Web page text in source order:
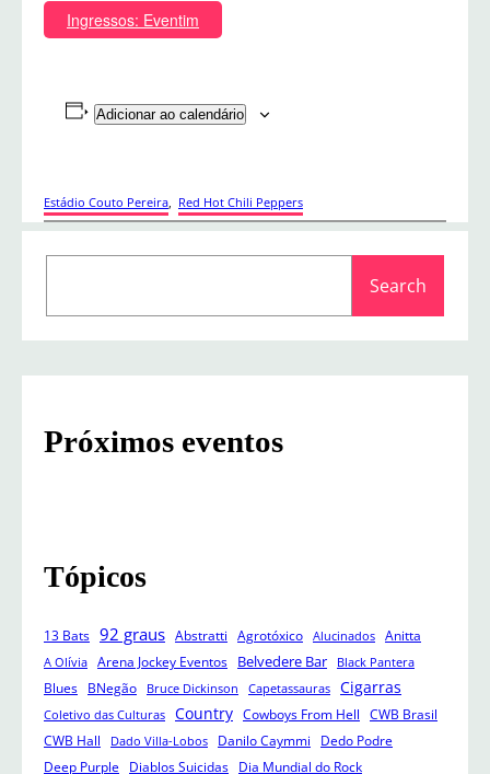
Ingressos: Eventim
Adicionar ao calendário
Estádio Couto Pereira Red Hot Chili Peppers
a
r
c
Search
Próximos eventos
Tópicos
13 Bats 92 graus Abstratti Agrotóxico Alucinados Anitta
A Olívia Arena Jockey Eventos Belvedere Bar Black Pantera
Blues BNegão Bruce Dickinson Capetassauras Cigarras
Coletivo das Culturas Country Cowboys From Hell
CWB Brasil
CWB Hall
Dado Villa-Lobos Danilo Caymmi
Dedo Podre
Deep Purple
Diablos Suicidas Dia Mundial do Rock